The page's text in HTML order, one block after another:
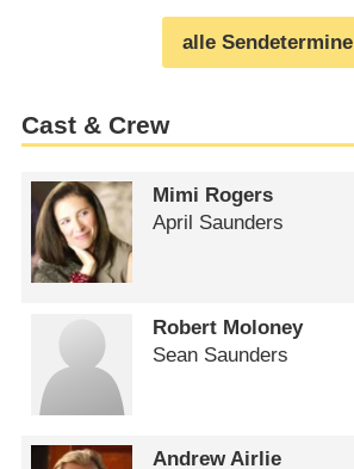
alle Sendetermine
Cast & Crew
Mimi Rogers
April Saunders
Robert Moloney
Sean Saunders
Andrew Airlie